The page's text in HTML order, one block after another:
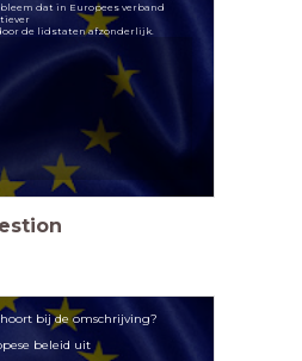
dat in Europees verband
de lidstaten afzonderlijk.
bij de omschrijving?
beleid uit